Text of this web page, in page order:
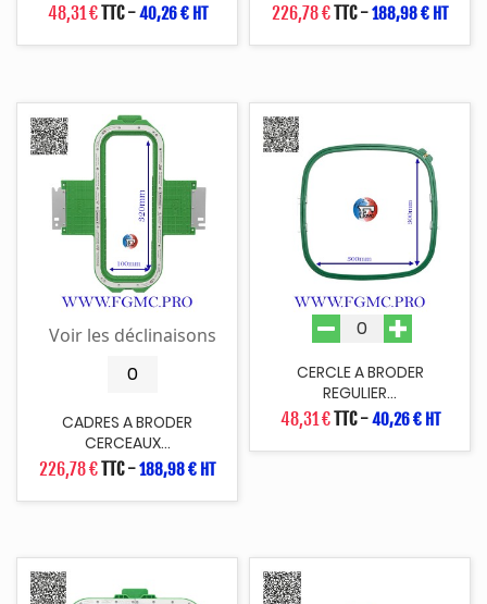
48,31 €TTC-40,26 € HT
226,78 €TTC-188,98 € HT
Voir les déclinaisons
CADRES A BRODER
CERCEAUX...
226,78 €TTC-188,98 € HT
CERCLE A BRODER
REGULIER...
48,31 €TTC-40,26 € HT